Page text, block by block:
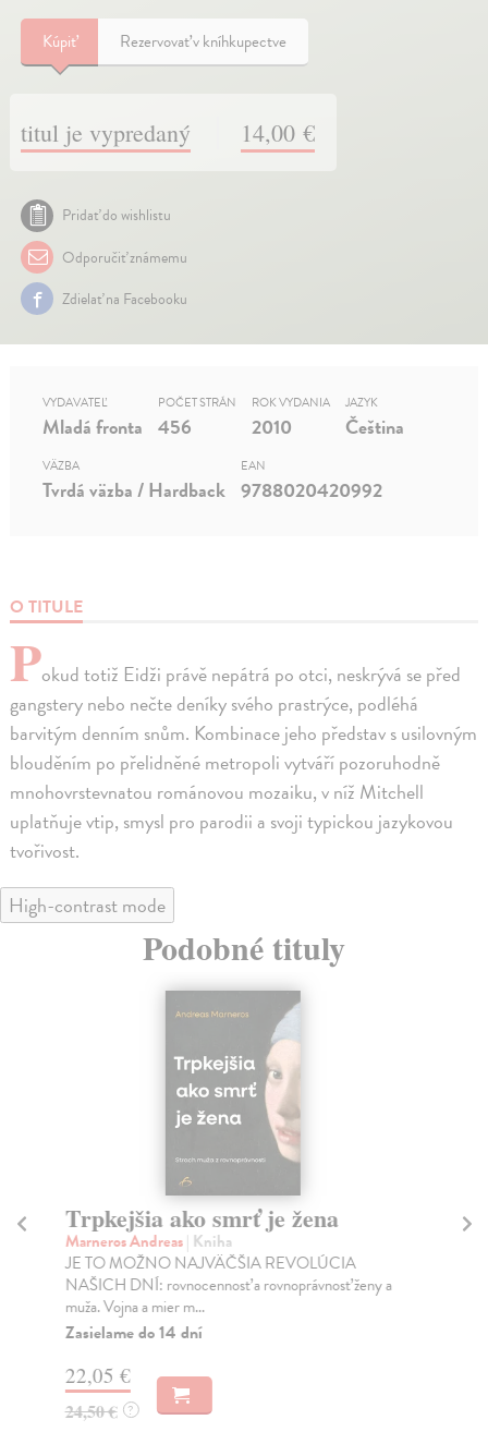
Kúpiť Rezervovať v kníhkupectve
titul je vypredaný 14,00 €
Pridať do wishlistu
Odporučiť známemu
Zdielať na Facebooku
O TITULE
Pokud totiž Eidži právě nepátrá po otci, neskrývá se před
gangstery nebo nečte deníky svého prastrýce, podléhá
barvitým denním snům. Kombinace jeho představ s usilovným
blouděním po přelidněné metropoli vytváří pozoruhodně
mnohovrstevnatou románovou mozaiku, v níž Mitchell
uplatňuje vtip, smysl pro parodii a svoji typickou jazykovou
tvořivost.
VYDAVATEĽ
Mladá fronta
POČET STRÁN
456
ROK VYDANIA
2010
JAZYK
Čeština
VÄZBA
Tvrdá väzba / Hardback
EAN
9788020420992
High-contrast mode
Podobné tituly
Trpkejšia ako smrť je žena
Marneros Andreas| Kniha
JE TO MOŽNO NAJVÄČŠIA REVOLÚCIA
NAŠICH DNÍ: rovnocennosť a rovnoprávnosť ženy a
muža. Vojna a mier m...
Zasielame do 14 dní
22,05 €
24,50 € ?